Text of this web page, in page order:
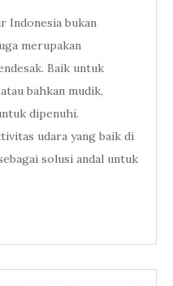
Indonesia bukan
merupakan
Baik untuk
bahkan mudik,
dipenuhi.
udara yang baik di
solusi andal untuk